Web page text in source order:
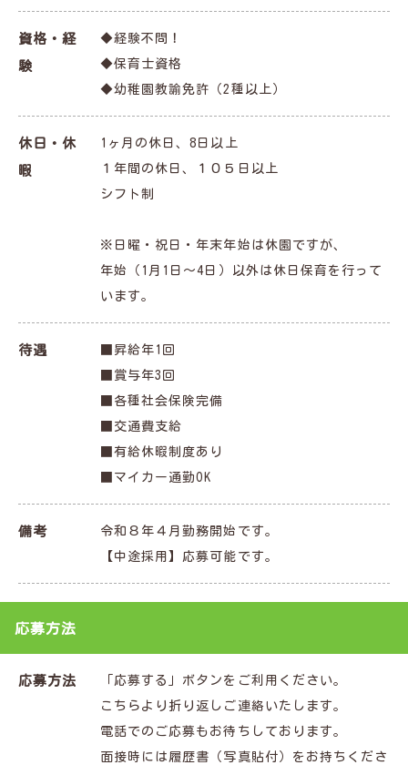
資格・経
験
◆経験不問！
◆保育士資格
◆幼稚園教諭免許（2種以上）
休日・休
暇
1ヶ月の休日、8日以上
１年間の休日、１０５日以上
シフト制
※日曜・祝日・年末年始は休園ですが、
年始（1月1日～4日）以外は休日保育を行って
います。
待遇
■昇給年1回
■賞与年3回
■各種社会保険完備
■交通費支給
■有給休暇制度あり
■マイカー通勤OK
備考
令和８年４月勤務開始です。
【中途採用】応募可能です。
応募方法
応募方法
「応募する」ボタンをご利用ください。
こちらより折り返しご連絡いたします。
電話でのご応募もお待ちしております。
面接時には履歴書（写真貼付）をお持ちくださ